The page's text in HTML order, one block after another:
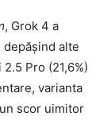
, Grok 4 a
alte
Pro (21,6%)
varianta
scor uimitor